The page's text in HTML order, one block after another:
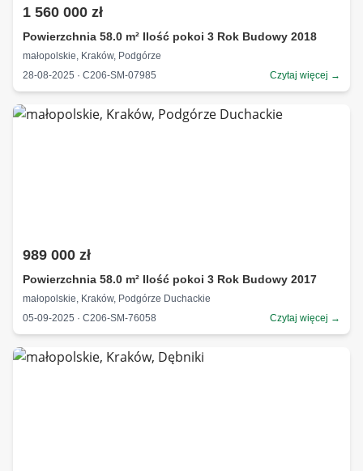
1 560 000 zł
Powierzchnia 58.0 m² Ilość pokoi 3 Rok Budowy 2018
małopolskie, Kraków, Podgórze
28-08-2025 · C206-SM-07985
Czytaj więcej →
989 000 zł
Powierzchnia 58.0 m² Ilość pokoi 3 Rok Budowy 2017
małopolskie, Kraków, Podgórze Duchackie
05-09-2025 · C206-SM-76058
Czytaj więcej →